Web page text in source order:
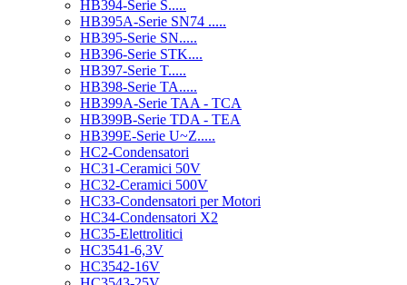
HB394-Serie S.....
HB395A-Serie SN74 .....
HB395-Serie SN.....
HB396-Serie STK....
HB397-Serie T.....
HB398-Serie TA.....
HB399A-Serie TAA - TCA
HB399B-Serie TDA - TEA
HB399E-Serie U~Z.....
HC2-Condensatori
HC31-Ceramici 50V
HC32-Ceramici 500V
HC33-Condensatori per Motori
HC34-Condensatori X2
HC35-Elettrolitici
HC3541-6,3V
HC3542-16V